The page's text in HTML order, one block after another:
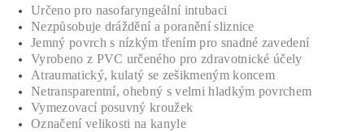
Určeno pro nasofaryngeální intubaci
Nezpůsobuje dráždění a poranění sliznice
Jemný povrch s nízkým třením pro snadné zavedení
Vyrobeno z PVC určeného pro zdravotnické účely
Atraumatický, kulatý se zešikmeným koncem
Netransparentní, ohebný s velmi hladkým povrchem
Vymezovací posuvný kroužek
Označení velikosti na kanyle